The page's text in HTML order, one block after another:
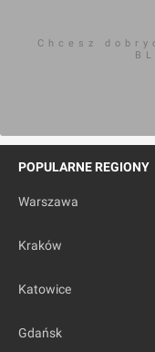
Chcesz
POPULARNE REGIONY
Warszawa
Kraków
Katowice
Gdańsk